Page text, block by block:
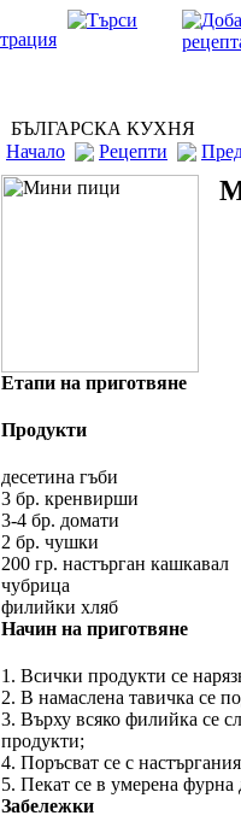
БЪЛГАРСКА КУХНЯ
Начало
Рецепти
Етапи на приготвяне
Продукти
десетина гъби
3 бр. кренвирши
3-4 бр. домати
2 бр. чушки
200 гр. настърган кашкавал
чубрица
филийки хляб
Начин на приготвяне
1. Всички продукти се
2. В намаслена тавичка се
3. Върху всяко филийка се
продукти;
4. Поръсват се с
5. Пекат се в умерена фурна
Забележки